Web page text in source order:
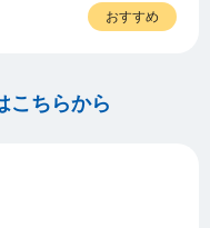
おすすめ
こちらから